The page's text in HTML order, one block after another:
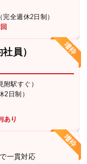
全週休2日制）
員）
駅すぐ）
2日制）
あり
一貫対応